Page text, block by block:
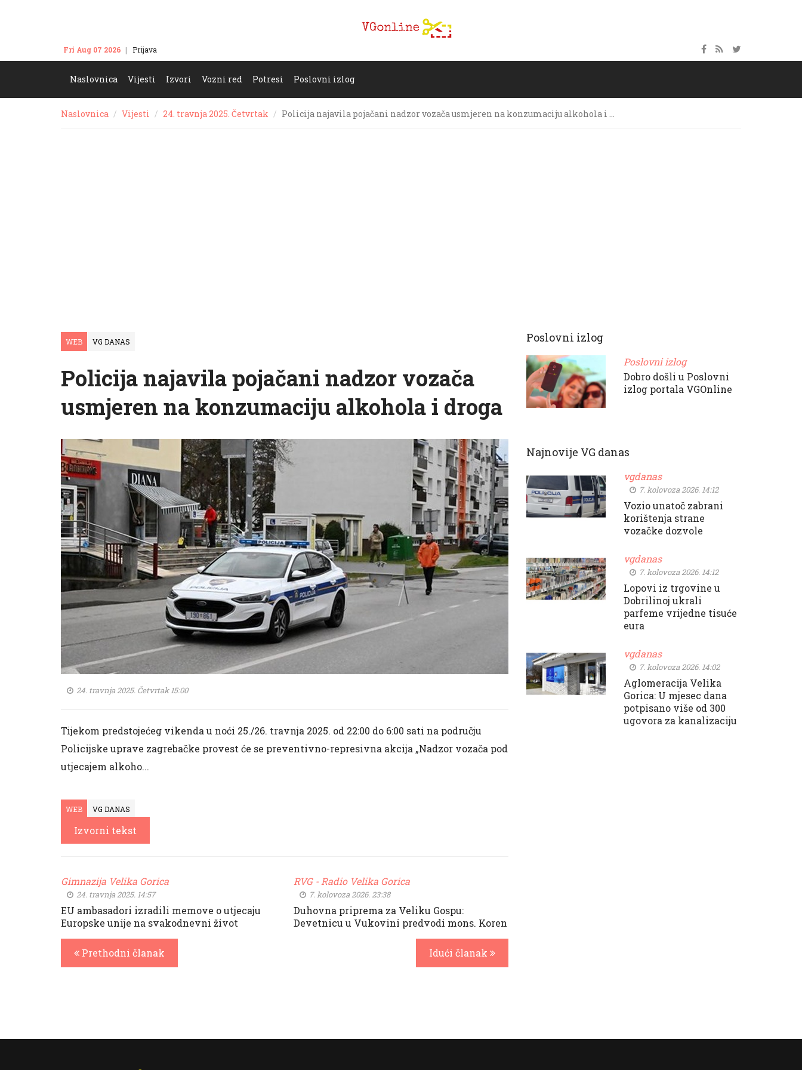
Fri Aug 07 2026 Prijava
Naslovnica Vijesti Izvori Vozni red Potresi Poslovni izlog
Naslovnica Vijesti 24. travnja 2025. Četvrtak Policija najavila pojačani nadzor vozača usmjeren na konzumaciju alkohola i …
WEB VG DANAS
Policija najavila pojačani nadzor vozača
usmjeren na konzumaciju alkohola i droga
24. travnja 2025. Četvrtak 15:00
Tijekom predstojećeg vikenda u noći 25./26. travnja 2025. od 22:00 do 6:00 sati na području
Policijske uprave zagrebačke provest će se preventivno-represivna akcija „Nadzor vozača pod
utjecajem alkoho...
WEB VG DANAS
Izvorni tekst
Gimnazija Velika Gorica
24. travnja 2025. 14:57
EU ambasadori izradili memove o utjecaju
Europske unije na svakodnevni život
Prethodni članak
RVG - Radio Velika Gorica
7. kolovoza 2026. 23:38
Duhovna priprema za Veliku Gospu:
Devetnicu u Vukovini predvodi mons. Koren
Idući članak
Poslovni izlog
Poslovni izlog
Dobro došli u Poslovni
izlog portala VGOnline
Najnovije VG danas
vgdanas
7. kolovoza 2026. 14:12
Vozio unatoč zabrani
korištenja strane
vozačke dozvole
vgdanas
7. kolovoza 2026. 14:12
Lopovi iz trgovine u
Dobrilinoj ukrali
parfeme vrijedne tisuće
eura
vgdanas
7. kolovoza 2026. 14:02
Aglomeracija Velika
Gorica: U mjesec dana
potpisano više od 300
ugovora za kanalizaciju